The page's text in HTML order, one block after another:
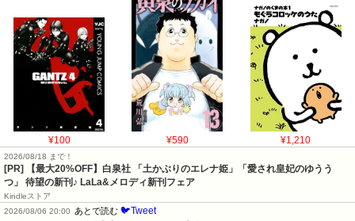
¥100 ¥590 ¥1,210
2026/08/18 まで！
[PR] 【最大20%OFF】白泉社 「土かぶりのエレナ姫」「愛され皇妃のゆうう
つ」 待望の新刊♪ LaLa&メロディ新刊フェア
Kindleストア
2026/08/06 20:00
あとで読む 🐦Tweet